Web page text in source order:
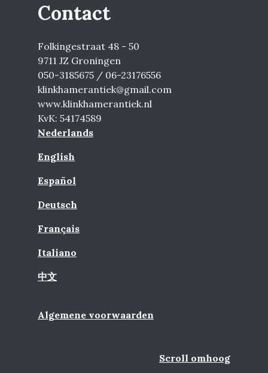
Contact
Folkingestraat 48 - 50
9711 JZ Groningen
050-3185675 / 06-23176556
klinkhamerantiek@gmail.com
www.klinkhamerantiek.nl
KvK: 54174589
Nederlands
English
Español
Deutsch
Français
Italiano
中文
Algemene voorwaarden
Scroll omhoog